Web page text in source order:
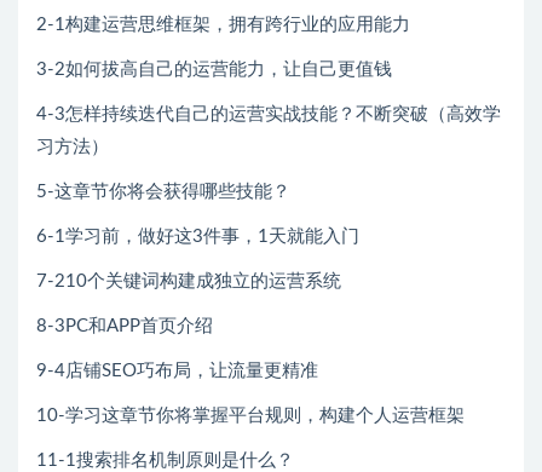
2-1构建运营思维框架，拥有跨行业的应用能力
3-2如何拔高自己的运营能力，让自己更值钱
4-3怎样持续迭代自己的运营实战技能？不断突破（高效学
习方法）
5-这章节你将会获得哪些技能？
6-1学习前，做好这3件事，1天就能入门
7-210个关键词构建成独立的运营系统
8-3PC和APP首页介绍
9-4店铺SEO巧布局，让流量更精准
10-学习这章节你将掌握平台规则，构建个人运营框架
11-1搜索排名机制原则是什么？